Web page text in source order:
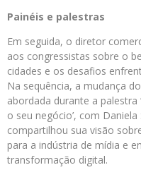
Painéis e palestras
Em seguida, o diretor
aos congressistas sobre o
cidades e os desafios
Na sequência, a mudança
abordada durante a
o seu negócio’, com
compartilhou sua visão
para a indústria de mídia e
transformação digital.